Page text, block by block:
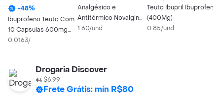
-48%
Ibuprofeno Teuto Com
10 Capsulas 600mg
Generico
0.0163/
Analgésico e
Antitérmico Novalgina
500mg 30
1.60/und
Teuto Ibupril Ibuprofen
(400Mg)
0.85/und
Drogaria Discover
$6.99
Frete Grátis: mín R$80